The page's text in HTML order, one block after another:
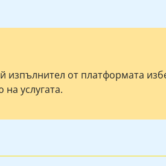
изпълнител от платформата
услугата.